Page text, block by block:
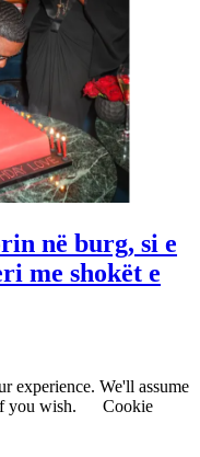
në burg, si e
me shokët e
experience. We'll assume
you wish.
Cookie